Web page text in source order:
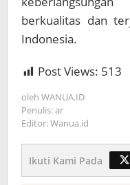
berkualitas dan
Indonesia.
Post Views: 513
oleh WANUA.ID
Penulis: ar
Editor: Wanua.id
Ikuti Kami Pada